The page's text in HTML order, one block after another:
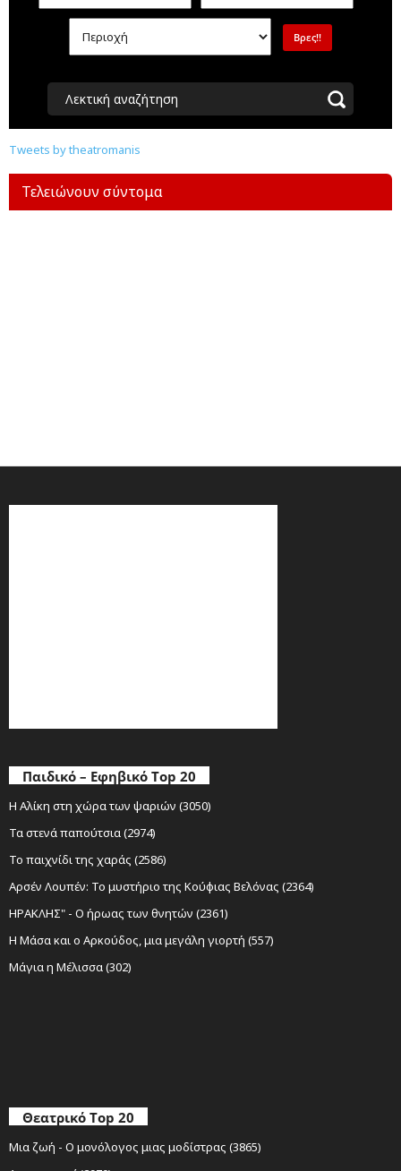
Λεκτική αναζήτηση
Tweets by theatromanis
Τελειώνουν σύντομα
Παιδικό – Εφηβικό Top 20
Η Αλίκη στη χώρα των ψαριών (3050)
Τα στενά παπούτσια (2974)
Το παιχνίδι της χαράς (2586)
Αρσέν Λουπέν: Το μυστήριο της Κούφιας Βελόνας (2364)
ΗΡΑΚΛΗΣ" - Ο ήρωας των θνητών (2361)
Η Μάσα και ο Αρκούδος, μια μεγάλη γιορτή (557)
Μάγια η Μέλισσα (302)
Θεατρικό Top 20
Μια ζωή - Ο μονόλογος μιας μοδίστρας (3865)